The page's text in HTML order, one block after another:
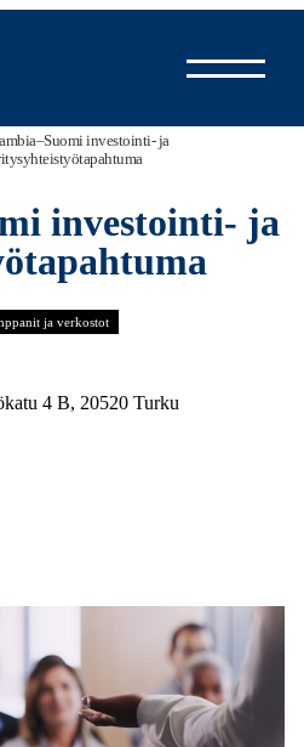
investointi- ja
investointi- ja
ja verkostot
4 B, 20520 Turku